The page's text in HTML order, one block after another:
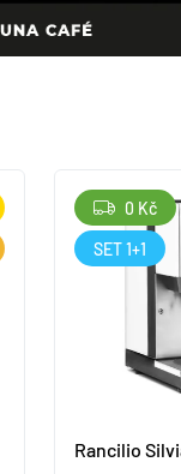
Rancilio
0 Kč
SET 1+1